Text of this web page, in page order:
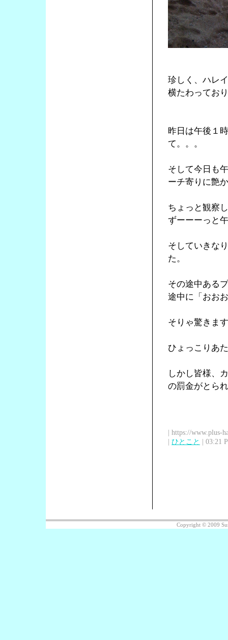
珍しく、ハレ
横たわってお
昨日は午後１
て。。。
そして今日も
ーチ寄りに艶
ちょっと観察
ずーーーっと
そしていきな
た。
その途中ある
途中に「おお
そりゃ驚きま
ひょっこりあ
しかし皆様、
の罰金がとら
| https://www.plus-
| ひとこと | 03:21
Copyright © 2009